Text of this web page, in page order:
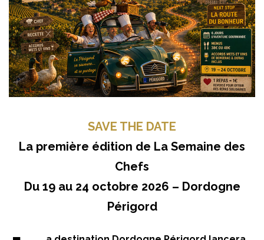
SAVE THE DATE
La première édition de La Semaine des
Chefs
Du 19 au 24 octobre 2026 – Dordogne
Périgord